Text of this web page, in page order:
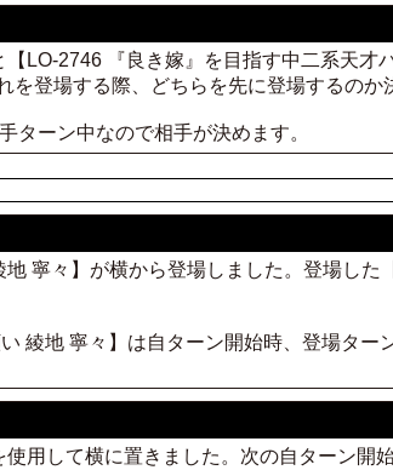
LO-2746 『良き嫁』を目指す中二系天才
登場する際、どちらを先に登場するのか
ターン中なので相手が決めます。
寧々】が横から登場しました。登場した
綾地 寧々】は自ターン開始時、登場ター
用して横に置きました。次の自ターン開